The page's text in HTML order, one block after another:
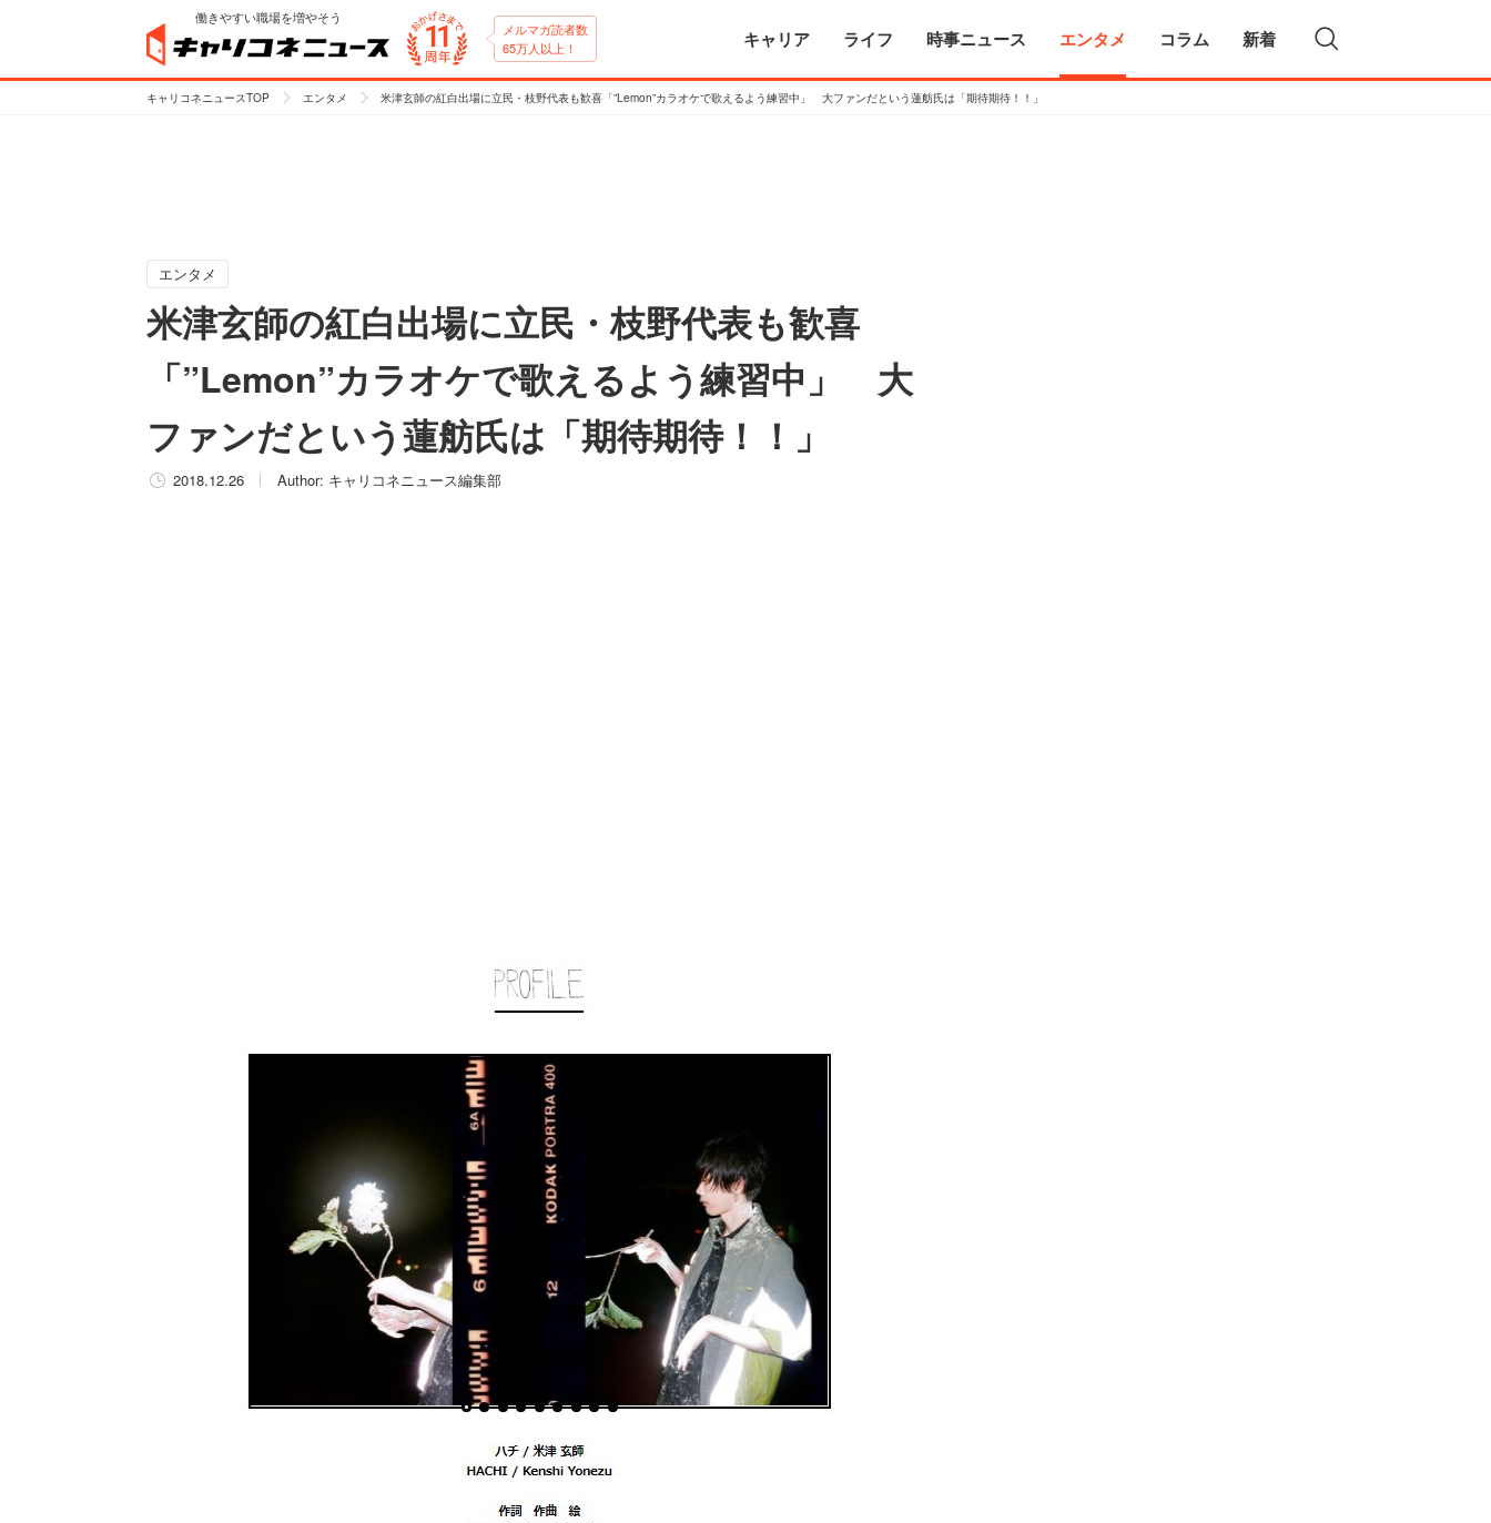
働きやすい職場を増やそう
メルマガ読者数
65万人以上！
キャリア ライフ 時事ニュース エンタメ コラム 新着
キャリコネニュースTOP エンタメ 米津玄師の紅白出場に立民・枝野代表も歓喜「”Lemon”カラオケで歌えるよう練習中」 大ファンだという蓮舫氏は「期待期待！！」
エンタメ
米津玄師の紅白出場に立民・枝野代表も歓喜
「”Lemon”カラオケで歌えるよう練習中」 大
ファンだという蓮舫氏は「期待期待！！」
2018.12.26 Author: キャリコネニュース編集部